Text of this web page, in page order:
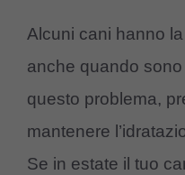
Alcuni cani hanno la
anche quando
questo problema,
mantenere
Se in estate il tuo